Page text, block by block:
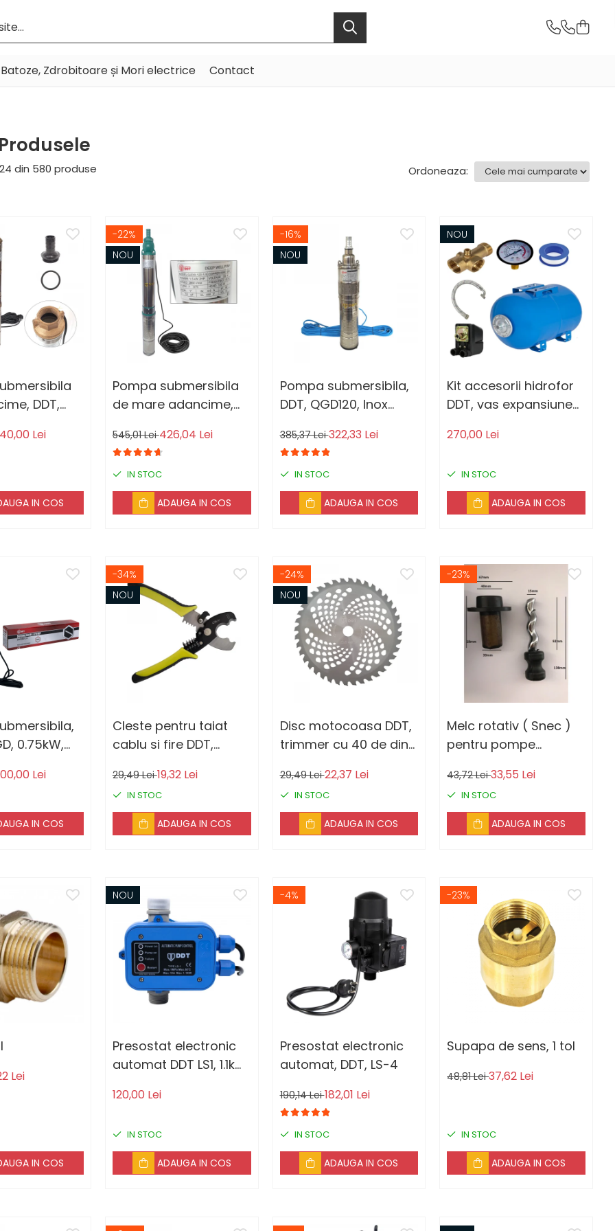
Batoze, Zdrobitoare și Mori electrice Contact
24 din 580 produse Ordoneaza:
DDT,
h , 25
Lei
IN COS
-22%
NOU
Pompa submersibila
de mare adancime,
W, Inox, 8 turbine
545,01 Lei426,04 Lei
IN STOC
ADAUGA IN COS
-16%
NOU
Pompa submersibila,
DDT, QGD120, Inox
inox, sita protectie, 20
m cablu, 120 m, 3 m³/h
385,37 Lei322,33 Lei
IN STOC
ADAUGA IN COS
NOU
Kit accesorii hidrofor
DDT, vas expansiune
manometru, racord 5
racord inox cu cot
60cm
270,00 Lei
IN STOC
ADAUGA IN COS
Lei
IN COS
-34%
NOU
Cleste pentru taiat
cablu si fire DDT,
mm
29,49 Lei19,32 Lei
IN STOC
ADAUGA IN COS
-24%
NOU
Disc motocoasa DDT,
trimmer cu 40 de dinti
255 mm
29,49 Lei22,37 Lei
IN STOC
ADAUGA IN COS
-23%
Melc rotativ ( Snec )
pentru pompe
43,72 Lei33,55 Lei
IN STOC
ADAUGA IN COS
Lei
IN COS
NOU
Presostat electronic
automat DDT LS1, 1.1kW,
120,00 Lei
IN STOC
ADAUGA IN COS
-4%
Presostat electronic
automat, DDT, LS-4
190,14 Lei182,01 Lei
IN STOC
ADAUGA IN COS
-23%
Supapa de sens, 1 tol
48,81 Lei37,62 Lei
IN STOC
ADAUGA IN COS